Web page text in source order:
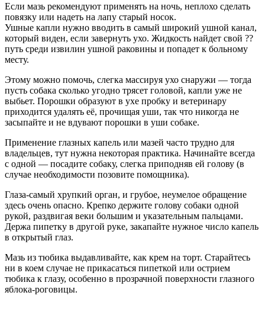
Если мазь рекомендуют применять на ночь, неплохо сделать
повязку или надеть на лапу старый носок.
Ушные капли нужно вводить в самый широкий ушной канал,
который виден, если завернуть ухо. Жидкость найдет свой ??
путь среди извилин ушной раковины и попадет к больному
месту.
Этому можно помочь, слегка массируя ухо снаружи — тогда
пусть собака сколько угодно трясет головой, капли уже не
выбьет. Порошки образуют в ухе пробку и ветеринару
приходится удалять её, прочищая уши, так что никогда не
засыпайте и не вдувают порошки в уши собаке.
Применение глазных капель или мазей часто трудно для
владельцев, тут нужна некоторая практика. Начинайте всегда
с одной — посадите собаку, слегка приподняв ей голову (в
случае необходимости позовите помощника).
Глаза-самый хрупкий орган, и грубое, неумелое обращение
здесь очень опасно. Крепко держите голову собаки одной
рукой, раздвигая веки большим и указательным пальцами.
Держа пипетку в другой руке, закапайте нужное число капель
в открытый глаз.
Мазь из тюбика выдавливайте, как крем на торт. Старайтесь
ни в коем случае не прикасаться пипеткой или острием
тюбика к глазу, особенно в прозрачной поверхности глазного
яблока-роговицы.